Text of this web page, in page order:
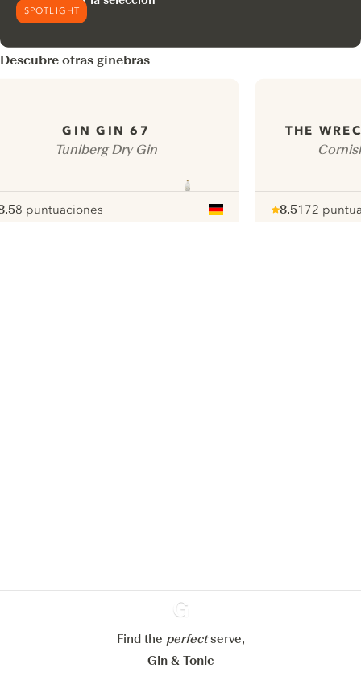
SPOTLIGHT
Descubre otras ginebras
GIN GIN 67
Tuniberg Dry Gin
pour
8 puntuaciones
THE
8.5
pour
172
Ginventory
Find the perfectserve,
Gin & Tonic